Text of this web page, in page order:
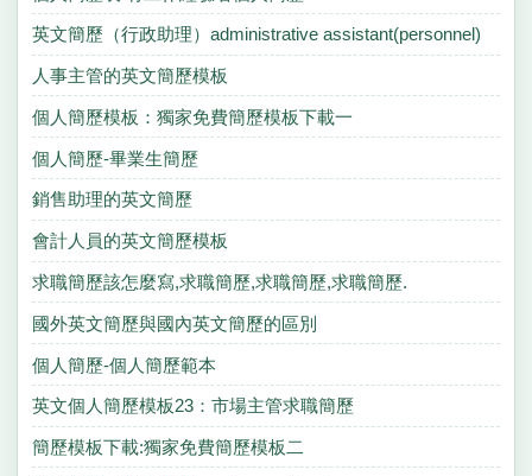
英文簡歷（行政助理）administrative assistant(personnel)
人事主管的英文簡歷模板
個人簡歷模板：獨家免費簡歷模板下載一
個人簡歷-畢業生簡歷
銷售助理的英文簡歷
會計人員的英文簡歷模板
求職簡歷該怎麼寫,求職簡歷,求職簡歷,求職簡歷.
國外英文簡歷與國內英文簡歷的區別
個人簡歷-個人簡歷範本
英文個人簡歷模板23：市場主管求職簡歷
簡歷模板下載:獨家免費簡歷模板二